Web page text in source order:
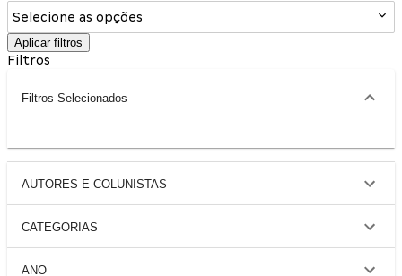
Selecione as opções
Aplicar filtros
Filtros
Filtros Selecionados
AUTORES E COLUNISTAS
CATEGORIAS
ANO